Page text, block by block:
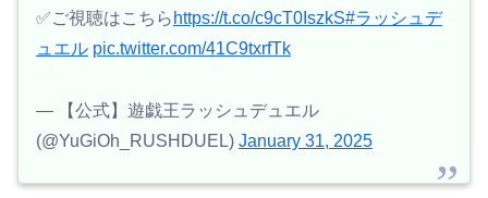
✅ご視聴はこちら https://t.co/c9cT0IszkS#ラッシュデ
ュエル pic.twitter.com/41C9txrfTk
— 【公式】遊戯王ラッシュデュエル
(@YuGiOh_RUSHDUEL) January 31, 2025